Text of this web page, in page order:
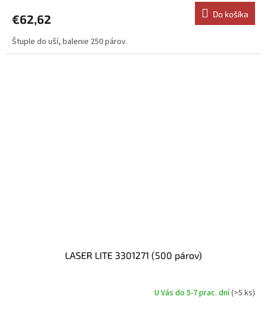
€62,62 Do košíka
Štuple do uší, balenie 250 párov.
LASER LITE 3301271 (500 párov)
U Vás do 5-7 prac. dní(>5 ks)